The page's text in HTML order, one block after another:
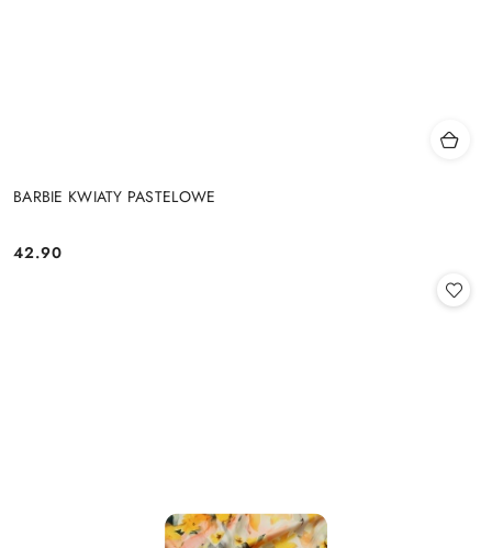
BARBIE KWIATY PASTELOWE
Cena:
42.90